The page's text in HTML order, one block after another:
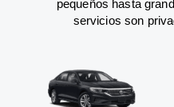
pequeños hasta
servicios son